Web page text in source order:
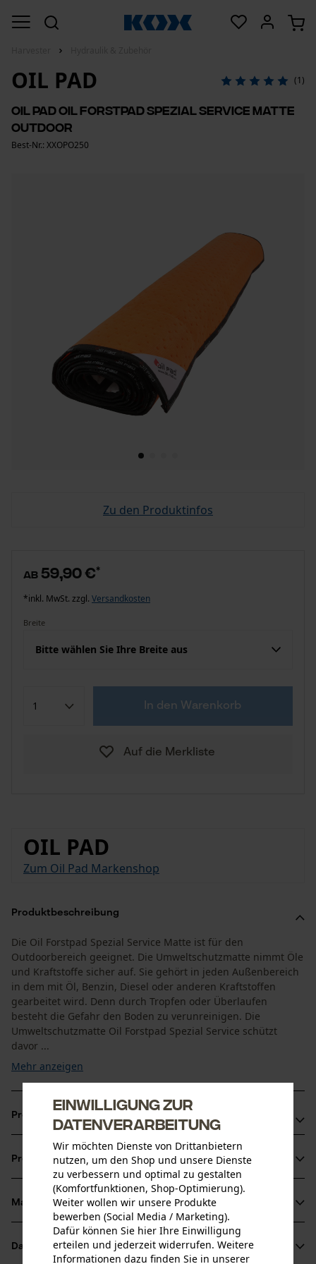
OIL PAD (1)
Oil Pad Oil Forstpad Spezial Service Matte
Outdoor
Best-Nr.: XXOPO250
Zu den Produktinfos
ab 59,90 €*
*inkl. MwSt. zzgl. Versandkosten
Breite
Bitte wählen Sie Ihre Breite aus
In den Warenkorb
Auf die Merkliste
OIL PAD
Zum Oil Pad Markenshop
Produktbeschreibung
Die Oil Forstpad Spezial Service Matte ist für den
Outdoorbereich geeignet. Die Umweltschutzmatte nimmt Öle
und Kraftstoffe sicher auf. Sie gehört in jeden Außenbereich
in dem mit Öl, Benzin, Diesel oder anderen Kraftstoffen
gearbeitet wird. Denn durch Tropfen oder Überlaufen
besteht die Gefahr den Boden zu verunreinigen. Die
Umweltschutzmatte Oil Forstpad Spezial Service schützt
davor ...
Mehr anzeigen
Produktvorteile
Aufnahme: ca. 12, 8 Liter Öle und Kraftstoffe
Für den Outdoorbereich, speziell für den Forst geeignet
Aufnahme von Ölen und Kraftstoffen
Produktinformationen
Produktdetails
Altersgruppe
Erwachsener
Material & Pflege
Material
Datenblätter
Einwilligung zur
Datenverarbeitung
Wir möchten Dienste von Drittanbietern
nutzen, um den Shop und unsere Dienste
zu verbessern und optimal zu gestalten
(Komfortfunktionen, Shop-Optimierung).
Weiter wollen wir unsere Produkte
bewerben (Social Media / Marketing).
Dafür können Sie hier Ihre Einwilligung
erteilen und jederzeit widerrufen. Weitere
Informationen dazu finden Sie in unserer